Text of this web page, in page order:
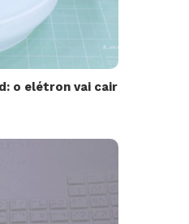
o elétron vai cair